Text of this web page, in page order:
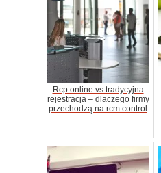
Rcp online vs tradycyjna
rejestracja – dlaczego firmy
przechodzą na rcm control